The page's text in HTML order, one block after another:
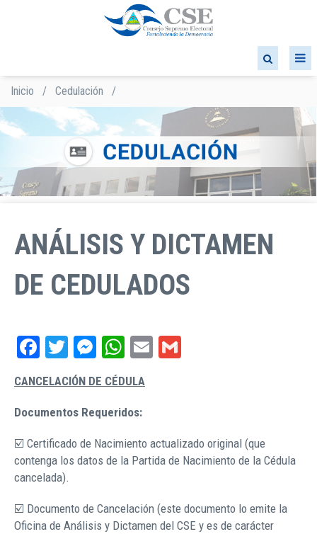
Sobrescribir
enlaces
de
ayuda
la
navegación
Inicio / Cedulación /
ANÁLISIS Y DICTAMEN
DE CEDULADOS
Facebook
TwitterMessenger
WhatsApp
Email
CANCELACIÓN DE CÉDULA
Documentos Requeridos:
☑️ Certificado de Nacimiento actualizado original (que
contenga los datos de la Partida de Nacimiento de la Cédula
cancelada).
☑️ Documento de Cancelación (este documento lo emite la
Oficina de Análisis y Dictamen del CSE y es de carácter